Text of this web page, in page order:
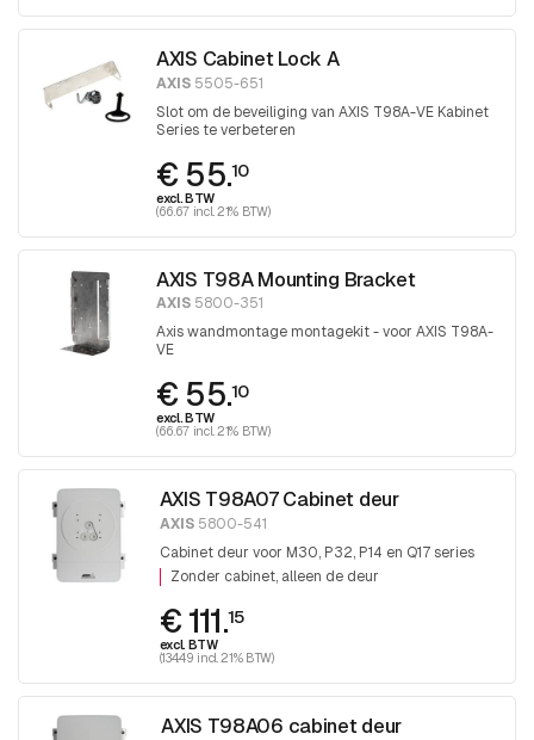
AXIS Cabinet Lock A
AXIS 5505-651
Slot om de beveiliging van AXIS T98A-VE Kabinet
Series te verbeteren
€ 55.10
excl. BTW
(66.67 incl. 21% BTW)
AXIS T98A Mounting Bracket
AXIS 5800-351
Axis wandmontage montagekit - voor AXIS T98A-
VE
€ 55.10
excl. BTW
(66.67 incl. 21% BTW)
AXIS T98A07 Cabinet deur
AXIS5800-541
Cabinet deur voor M30, P32, P14 en Q17 series
Zonder cabinet, alleen de deur
€ 111.15
excl. BTW
(134.49 incl. 21% BTW)
AXIS T98A06 cabinet deur